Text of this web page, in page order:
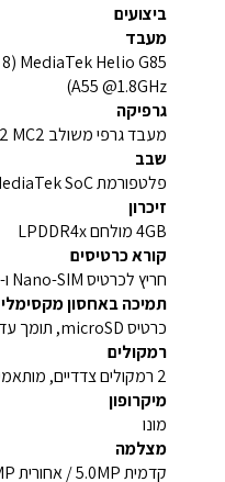
ביצועים
מעבד
A55 @1.8GHz)
גרפיקה
מעבד גרפי משולב Arm Mali-G52 MC2
שבב
פלטפורמת MediaTek SoC
זיכרון
4GB מולחם LPDDR4x
קורא כרטיסים
חריץ לכרטיס Nano-SIM ו-microSD
תמיכה באחסון מקסימלי
כרטיס microSD, תומך עד 1TB
רמקולים
2 רמקולים צדדיים, מותאמים עם Dolby Atmos®
מיקרופון
מונו
מצלמה
קדמית 5.0MP / אחורית 8.0MP